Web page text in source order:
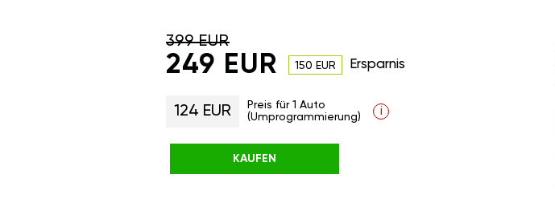
399 EUR
249 EUR 150 EUR Ersparnis
124 EUR
Preis für 1 Auto
(Umprogrammierung)
i
KAUFEN